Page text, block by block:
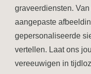
graveerdiensten.
aangepaste
gepersonaliseerde
vertellen. Laat ons
vereeuwigen in